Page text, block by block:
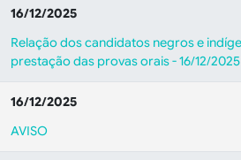
16/12/2025
Relação dos candidatos negros e
prestação das provas orais - 16/12/2025
16/12/2025
AVISO